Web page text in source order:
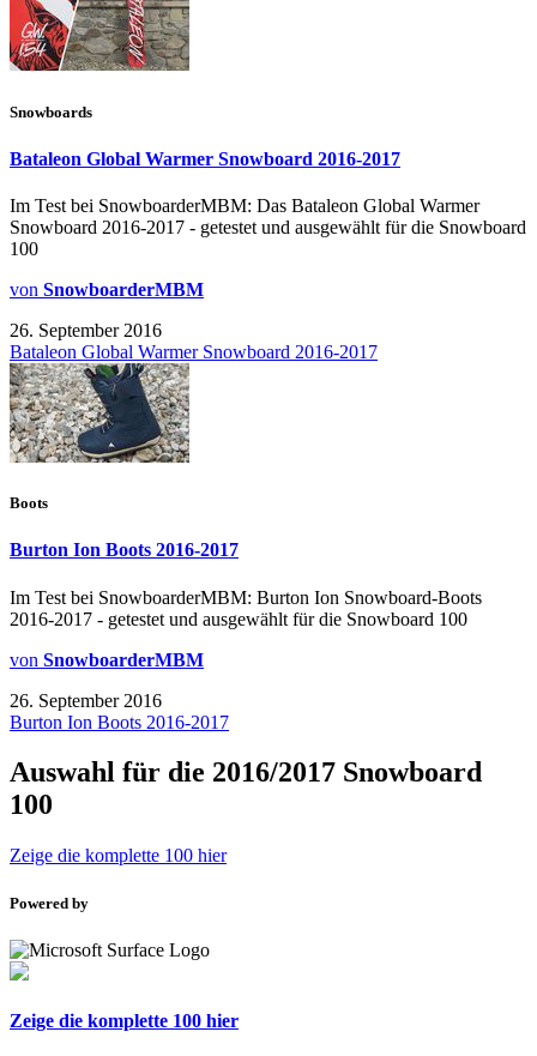
Snowboards
Bataleon Global Warmer Snowboard 2016-2017
Im Test bei SnowboarderMBM: Das Bataleon Global Warmer
Snowboard 2016-2017 - getestet und ausgewählt für die Snowboard
100
von SnowboarderMBM
26. September 2016
Bataleon Global Warmer Snowboard 2016-2017
Boots
Burton Ion Boots 2016-2017
Im Test bei SnowboarderMBM: Burton Ion Snowboard-Boots
2016-2017 - getestet und ausgewählt für die Snowboard 100
von SnowboarderMBM
26. September 2016
Burton Ion Boots 2016-2017
Auswahl für die 2016/2017 Snowboard
100
Zeige die komplette 100 hier
Powered by
Zeige die komplette 100 hier